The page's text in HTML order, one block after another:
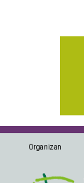
Organizan